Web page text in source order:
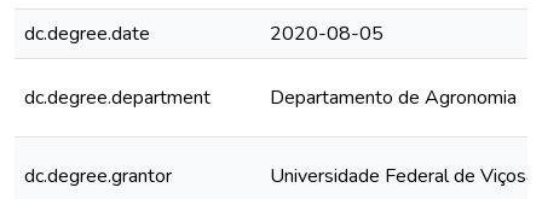
dc.degree.date
2020-08-05
dc.degree.department Departamento de Agronomia
dc.degree.grantor Universidade Federal de Viçosa